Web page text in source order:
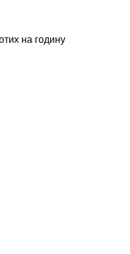
на годину